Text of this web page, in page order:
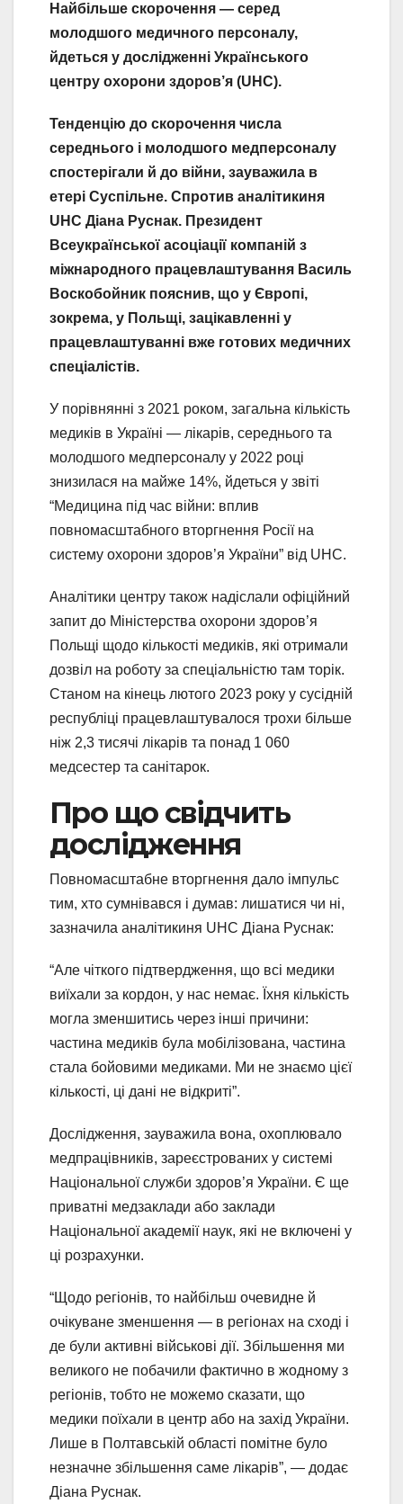
Найбільше скорочення — серед
молодшого медичного персоналу,
йдеться у дослідженні Українського
центру охорони здоров’я (UHC).
Тенденцію до скорочення числа
середнього і молодшого медперсоналу
спостерігали й до війни, зауважила в
етері Суспільне. Спротив аналітикиня
UHC Діана Руснак. Президент
Всеукраїнської асоціації компаній з
міжнародного працевлаштування Василь
Воскобойник пояснив, що у Європі,
зокрема, у Польщі, зацікавленні у
працевлаштуванні вже готових медичних
спеціалістів.
У порівнянні з 2021 роком, загальна кількість
медиків в Україні — лікарів, середнього та
молодшого медперсоналу у 2022 році
знизилася на майже 14%, йдеться у звіті
“Медицина під час війни: вплив
повномасштабного вторгнення Росії на
систему охорони здоров’я України” від UHC.
Аналітики центру також надіслали офіційний
запит до Міністерства охорони здоров’я
Польщі щодо кількості медиків, які отримали
дозвіл на роботу за спеціальністю там торік.
Станом на кінець лютого 2023 року у сусідній
республіці працевлаштувалося трохи більше
ніж 2,3 тисячі лікарів та понад 1 060
медсестер та санітарок.
Про що свідчить
дослідження
Повномасштабне вторгнення дало імпульс
тим, хто сумнівався і думав: лишатися чи ні,
зазначила аналітикиня UHC Діана Руснак:
“Але чіткого підтвердження, що всі медики
виїхали за кордон, у нас немає. Їхня кількість
могла зменшитись через інші причини:
частина медиків була мобілізована, частина
стала бойовими медиками. Ми не знаємо цієї
кількості, ці дані не відкриті”.
Дослідження, зауважила вона, охоплювало
медпрацівників, зареєстрованих у системі
Національної служби здоров’я України. Є ще
приватні медзаклади або заклади
Національної академії наук, які не включені у
ці розрахунки.
“Щодо регіонів, то найбільш очевидне й
очікуване зменшення — в регіонах на сході і
де були активні військові дії. Збільшення ми
великого не побачили фактично в жодному з
регіонів, тобто не можемо сказати, що
медики поїхали в центр або на захід України.
Лише в Полтавській області помітне було
незначне збільшення саме лікарів”, — додає
Діана Руснак.